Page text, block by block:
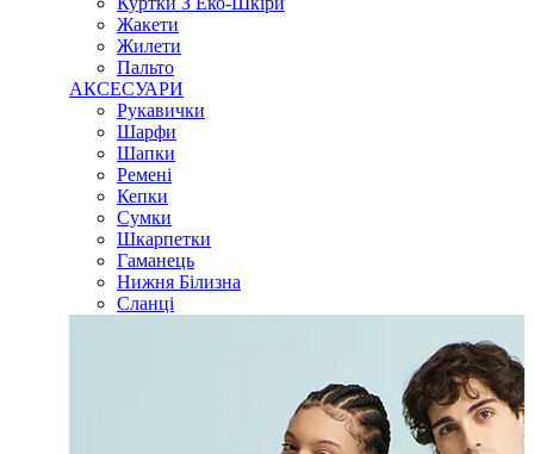
Жакети
Жилети
Пальто
АКСЕСУАРИ
Рукавички
Шарфи
Шапки
Ремені
Кепки
Сумки
Шкарпетки
Гаманець
Нижня Білизна
Сланці